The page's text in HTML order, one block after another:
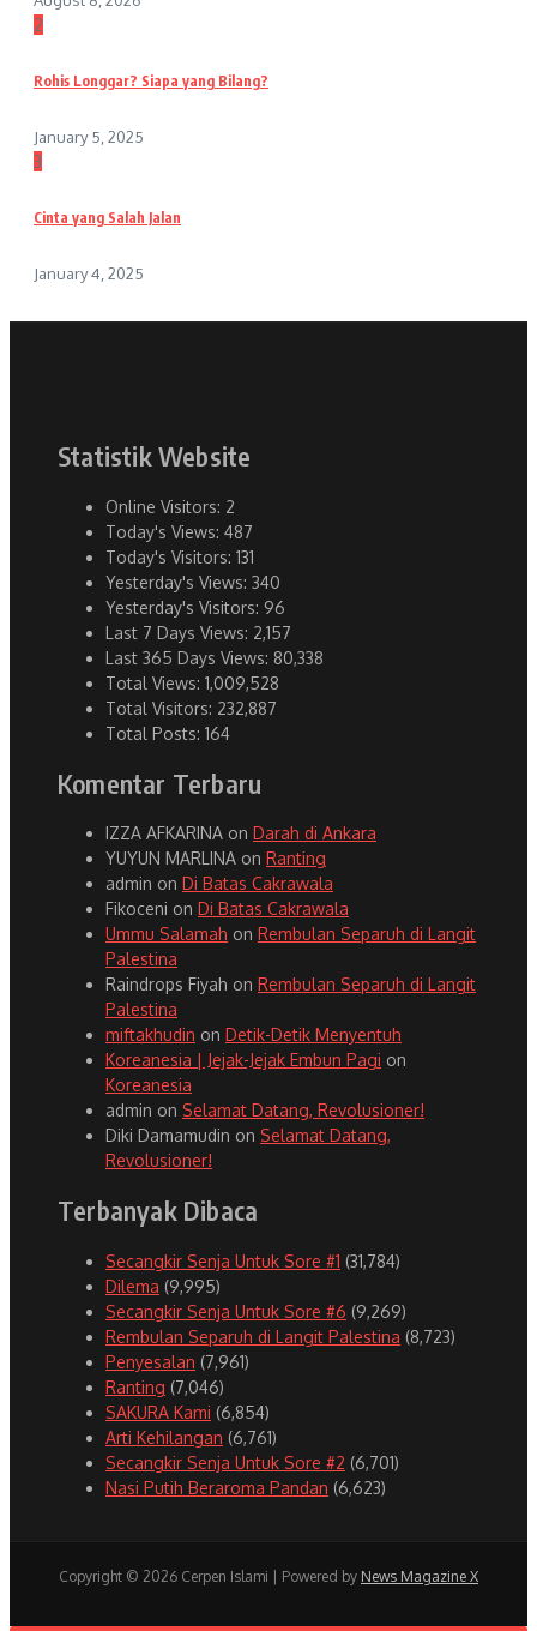
2
Rohis Longgar? Siapa yang Bilang?
January 5, 2025
3
Cinta yang Salah Jalan
January 4, 2025
Statistik Website
Online Visitors: 2
Today's Views: 487
Today's Visitors: 131
Yesterday's Views: 340
Yesterday's Visitors: 96
Last 7 Days Views: 2,157
Last 365 Days Views: 80,338
Total Views: 1,009,528
Total Visitors: 232,887
Total Posts: 164
Komentar Terbaru
IZZA AFKARINA on Darah di Ankara
YUYUN MARLINA on Ranting
admin on Di Batas Cakrawala
Fikoceni on Di Batas Cakrawala
Ummu Salamah on Rembulan Separuh di Langit
Palestina
Raindrops Fiyah on Rembulan Separuh di Langit
Palestina
miftakhudin on Detik-Detik Menyentuh
Koreanesia | Jejak-Jejak Embun Pagi on
Koreanesia
admin on Selamat Datang, Revolusioner!
Diki Damamudin on Selamat Datang,
Revolusioner!
Terbanyak Dibaca
Secangkir Senja Untuk Sore #1 (31,784)
Dilema (9,995)
Secangkir Senja Untuk Sore #6 (9,269)
Rembulan Separuh di Langit Palestina (8,723)
Penyesalan (7,961)
Ranting (7,046)
SAKURA Kami (6,854)
Arti Kehilangan (6,761)
Secangkir Senja Untuk Sore #2 (6,701)
Nasi Putih Beraroma Pandan (6,623)
Copyright © 2026 Cerpen Islami | Powered by News Magazine X